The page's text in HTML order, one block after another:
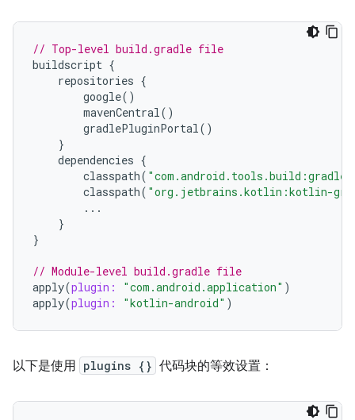
// Top-level build.gradle file
buildscript {
repositories {
google()
mavenCentral()
gradlePluginPortal()
}
dependencies {
classpath(
classpath( "org.jetbrains.kotlin:kotlin-
...
}
}
// Module-level build.gradle file
apply(plugin: "com.android.application" )
apply(plugin: "kotlin-android" )
以下是使用 plugins {} 代码块的等效设置：